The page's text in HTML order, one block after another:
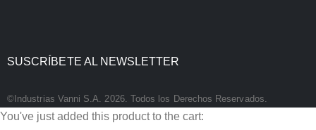
SUSCRÍBETE AL NEWSLETTER
©Industrias Vanni S.A. 2026. Todos los Derechos Reservados.
You've just added this product to the cart: